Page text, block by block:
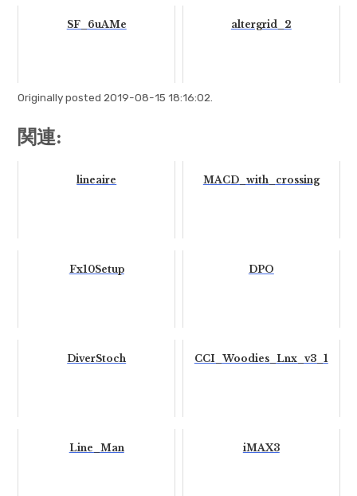
SF_6uAMe altergrid_2
Originally posted 2019-08-15 18:16:02.
関連:
lineaire MACD_with_crossing
Fx10Setup DPO
DiverStoch CCI_Woodies_Lnx_v3_1
Line_Man iMAX3